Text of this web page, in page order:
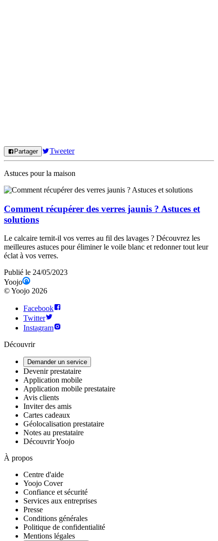
Partager Tweeter
Astuces pour la maison
Comment récupérer des verres jaunis ? Astuces et
solutions
Le calcaire ternit-il vos verres au fil des lavages ? Découvrez les
meilleures astuces pour éliminer le voile blanc et redonner tout leur
éclat à vos verres.
Publié le 24/05/2023
Yoojo
©Yoojo 2026
Facebook
Twitter
Instagram
Découvrir
Demander un service
Devenir prestataire
Application mobile
Application mobile prestataire
Avis clients
Inviter des amis
Cartes cadeaux
Géolocalisation prestataire
Notes au prestataire
Découvrir Yoojo
À propos
Centre d'aide
Yoojo Cover
Confiance et sécurité
Services aux entreprises
Presse
Conditions générales
Politique de confidentialité
Mentions légales